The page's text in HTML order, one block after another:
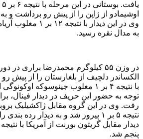
اوشیمادو از ژاپن را از پیش رو برداشت و به
وی در این دیدار با
به مدال نقره رسید.
الکساندر دلچیف از بلغارستان را از پیش
با نتیجه ۴ بر ۱ مغلوب جینوسوکه
توجه به حضور این حریف در دیدار فینال،
رفت. وی در این گروه مقابل ژاکشیلیک
نتیجه ۵ بر ۱ پیروز شد و به دیدار رده
پنجم شد.